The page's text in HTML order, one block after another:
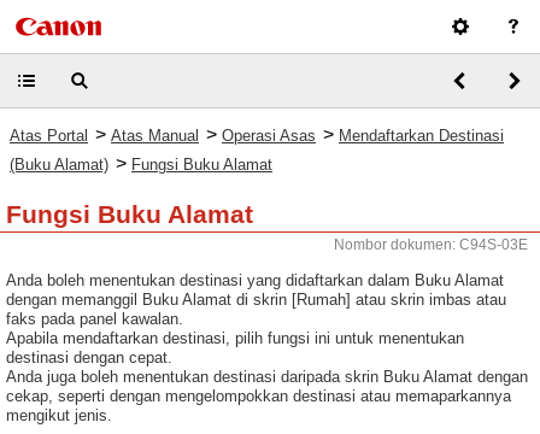
Atas Portal > Atas Manual > Operasi Asas > Mendaftarkan Destinasi
(Buku Alamat) > Fungsi Buku Alamat
Fungsi Buku Alamat
Nombor dokumen: C94S-03E
Anda boleh menentukan destinasi yang didaftarkan dalam Buku Alamat
dengan memanggil Buku Alamat di skrin [Rumah] atau skrin imbas atau
faks pada panel kawalan.
Apabila mendaftarkan destinasi, pilih fungsi ini untuk menentukan
destinasi dengan cepat.
Anda juga boleh menentukan destinasi daripada skrin Buku Alamat dengan
cekap, seperti dengan mengelompokkan destinasi atau memaparkannya
mengikut jenis.